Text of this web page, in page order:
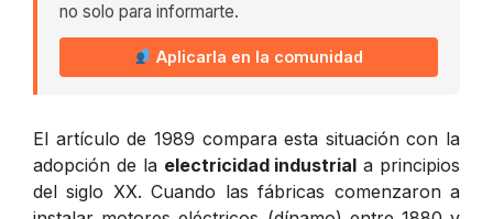
no solo para informarte.
Aplicarla en la comunidad
El artículo de 1989 compara esta situación con la
adopción de la electricidad industrial a principios
del siglo XX. Cuando las fábricas comenzaron a